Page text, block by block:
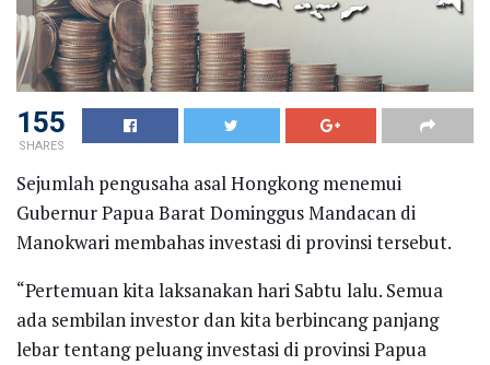
155
SHARES
Sejumlah pengusaha asal Hongkong menemui
Gubernur Papua Barat Dominggus Mandacan di
Manokwari membahas investasi di provinsi tersebut.
“Pertemuan kita laksanakan hari Sabtu lalu. Semua
ada sembilan investor dan kita berbincang panjang
lebar tentang peluang investasi di provinsi Papua